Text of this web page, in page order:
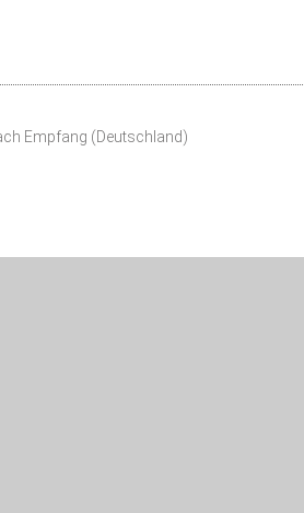
Empfang (Deutschland)